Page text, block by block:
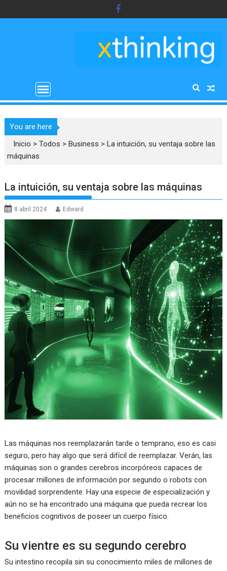
al
You are here
Inicio >Todos >Business >La intuición, su ventaja sobre las
máquinas
La intuición, su ventaja sobre las máquinas
8 abril 2024 Edward
Las máquinas nos reemplazarán tarde o temprano, eso es casi
seguro, pero hay algo que será difícil de reemplazar. Verán, las
máquinas son o grandes cerebros incorpóreos capaces de
procesar millones de información por segundo o robots con
movilidad sorprendente. Hay una especie de especialización y
aún no se ha encontrado una máquina que pueda recrear los
beneficios cognitivos de poseer un cuerpo físico.
Su vientre es su segundo cerebro
Su intestino recopila sin su conocimiento miles de millones de